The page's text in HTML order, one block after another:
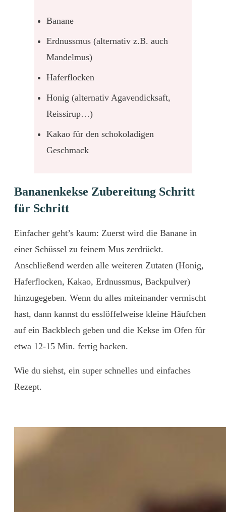
Banane
Erdnussmus (alternativ z.B. auch
Mandelmus)
Haferflocken
Honig (alternativ Agavendicksaft,
Reissirup…)
Kakao für den schokoladigen
Geschmack
Bananenkekse Zubereitung Schritt
für Schritt
Einfacher geht’s kaum: Zuerst wird die Banane in
einer Schüssel zu feinem Mus zerdrückt.
Anschließend werden alle weiteren Zutaten (Honig,
Haferflocken, Kakao, Erdnussmus, Backpulver)
hinzugegeben. Wenn du alles miteinander vermischt
hast, dann kannst du esslöffelweise kleine Häufchen
auf ein Backblech geben und die Kekse im Ofen für
etwa 12-15 Min. fertig backen.
Wie du siehst, ein super schnelles und einfaches
Rezept.